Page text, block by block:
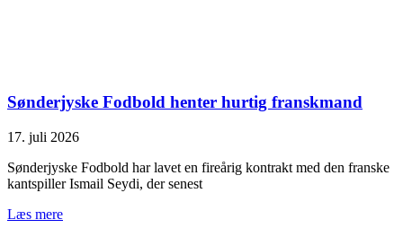
Sønderjyske Fodbold henter hurtig franskmand
17. juli 2026
Sønderjyske Fodbold har lavet en fireårig kontrakt med den franske
kantspiller Ismail Seydi, der senest
Læs mere